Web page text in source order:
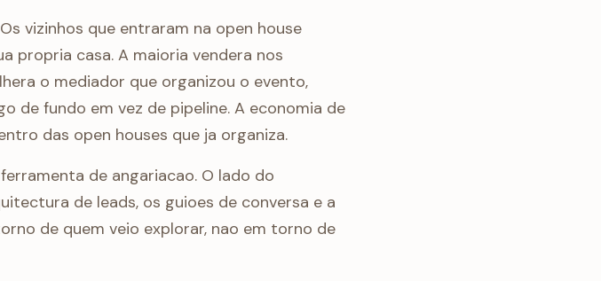
vizinhos que entraram na open house
propria casa. A maioria vendera nos
o mediador que organizou o evento,
de fundo em vez de pipeline. A economia de
das open houses que ja organiza.
de angariacao. O lado do
de leads, os guioes de conversa e a
de quem veio explorar, nao em torno de